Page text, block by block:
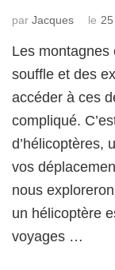
par Jacques le
Les montagnes
souffle et des
accéder à ces
compliqué.
d’hélicoptères,
vos
nous
un hélicoptère
voyages …